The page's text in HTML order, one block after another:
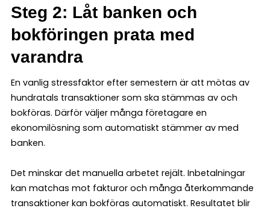
Steg 2: Låt banken och
bokföringen prata med
varandra
En vanlig stressfaktor efter semestern är att mötas av
hundratals transaktioner som ska stämmas av och
bokföras. Därför väljer många företagare en
ekonomilösning som automatiskt stämmer av med
banken.
Det minskar det manuella arbetet rejält. Inbetalningar
kan matchas mot fakturor och många återkommande
transaktioner kan bokföras automatiskt. Resultatet blir